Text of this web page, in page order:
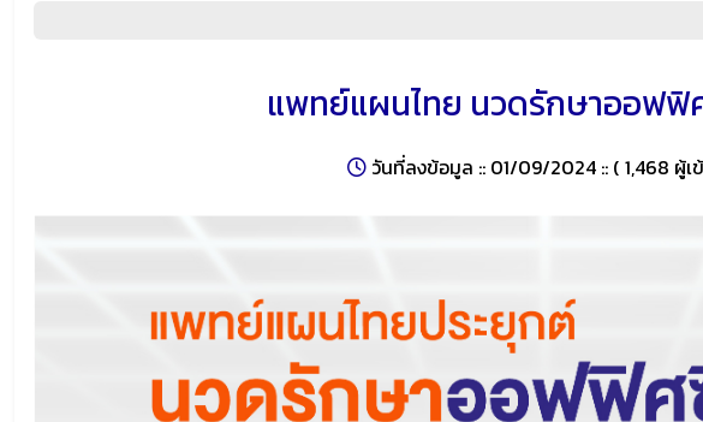
แพทย์แผนไทย นวดรักษาออฟฟิ
วันที่ลงข้อมูล :: 01/09/2024 :: ( 1,468 ผู้เ